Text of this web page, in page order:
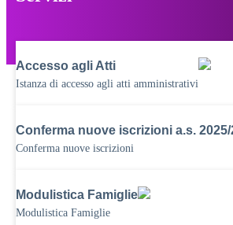
Accesso agli Atti
Istanza di accesso agli atti amministrativi
Conferma nuove iscrizioni a.s. 2025/
Conferma nuove iscrizioni
Modulistica Famiglie
Modulistica Famiglie